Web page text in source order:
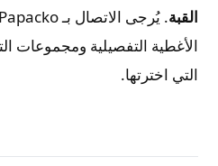
القبة
الأغطية التفصيلية ومجموعات
التي اخترتها.